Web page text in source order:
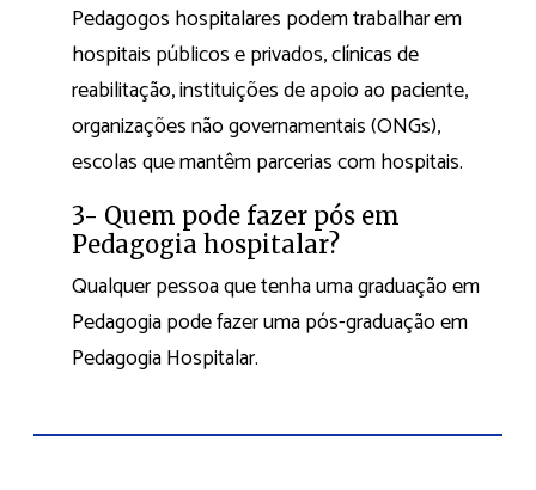
Pedagogos hospitalares podem trabalhar em
hospitais públicos e privados, clínicas de
reabilitação, instituições de apoio ao paciente,
organizações não governamentais (ONGs),
escolas que mantêm parcerias com hospitais.
3- Quem pode fazer pós em
Pedagogia hospitalar?
Qualquer pessoa que tenha uma graduação em
Pedagogia pode fazer uma pós-graduação em
Pedagogia Hospitalar.